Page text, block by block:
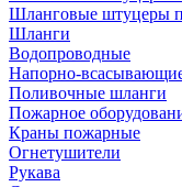
Шланговые штуцеры
Шланги
Водопроводные
Напорно-
Поливочные шланги
Пожарное
Краны пожарные
Огнетушители
Рукава